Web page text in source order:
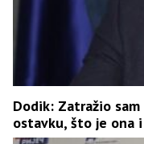
Dodik: Zatražio
ostavku, što je ona